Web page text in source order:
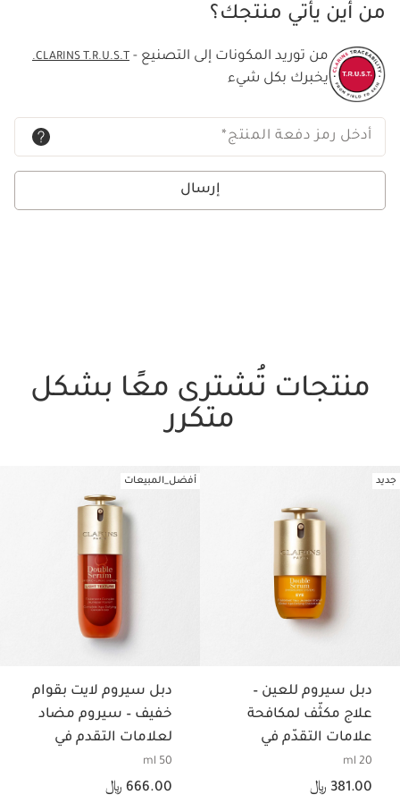
من أين يأتي منتجك؟
من توريد المكونات إلى التصنيع - CLARINS T.R.U.S.T.
يخبرك بكل شيء
أدخل رمز دفعة المنتج*
إرسال
منتجات تُشترى معًا بشكل
متكرر
جديد
دبل سيروم للعين –
علاج مكثّف لمكافحة
علامات التقدّم في
السن لمنطقة العين
20 ml
السعر الحالي هو 381.00 ﷼
381.00 ﷼
أفضل_المبيعات
دبل سيروم لايت بقوام
خفيف – سيروم مضاد
لعلامات التقدم في
السن
50 ml
السعر الحالي هو 666.00 ﷼
666.00 ﷼